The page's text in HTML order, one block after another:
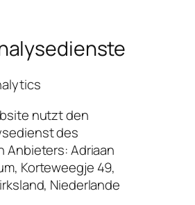
nutzt den
des
Anbieters: Adriaan
Korteweegje 49,
Niederlande